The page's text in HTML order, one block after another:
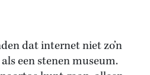
dat internet niet zo’n
een stenen museum.